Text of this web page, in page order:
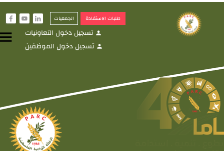
طلبات الاستفادة الجمعيات i
y
f
person تسجيل دخول التعاونيات
person تسجيل دخول الموظفين